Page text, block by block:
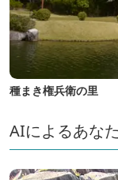
種まき権兵衛の里
AIによるあな